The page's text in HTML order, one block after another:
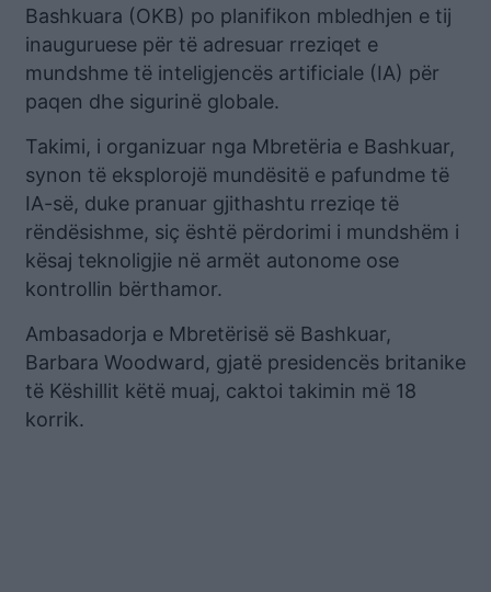
Bashkuara (OKB) po planifikon mbledhjen e tij
inauguruese për të adresuar rreziqet e
mundshme të inteligjencës artificiale (IA) për
paqen dhe sigurinë globale.
Takimi, i organizuar nga Mbretëria e Bashkuar,
synon të eksplorojë mundësitë e pafundme të
IA-së, duke pranuar gjithashtu rreziqe të
rëndësishme, siç është përdorimi i mundshëm i
kësaj teknoligjie në armët autonome ose
kontrollin bërthamor.
Ambasadorja e Mbretërisë së Bashkuar,
Barbara Woodward, gjatë presidencës britanike
të Këshillit këtë muaj, caktoi takimin më 18
korrik.